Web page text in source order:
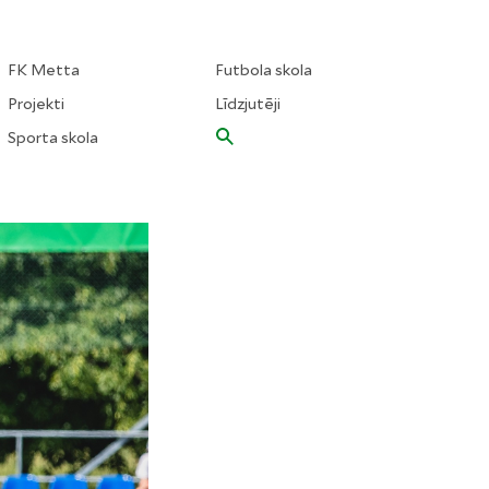
FK Metta
Projekti
Sporta skola
Futbola skola
Līdzjutēji